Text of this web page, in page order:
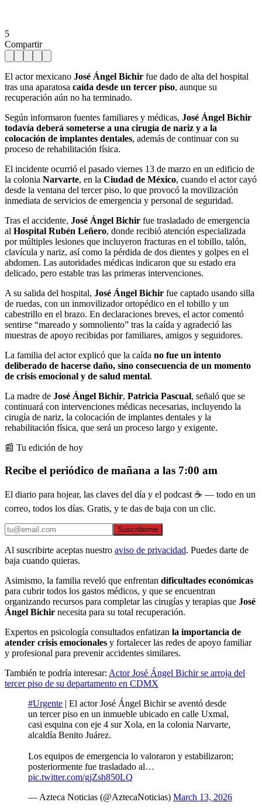
5
Compartir
El actor mexicano José Ángel Bichir fue dado de alta del hospital
tras una aparatosa caída desde un tercer piso, aunque su
recuperación aún no ha terminado.
Según informaron fuentes familiares y médicas, José Ángel Bichir
todavía deberá someterse a una cirugía de nariz y a la
colocación de implantes dentales, además de continuar con su
proceso de rehabilitación física.
El incidente ocurrió el pasado viernes 13 de marzo en un edificio de
la colonia Narvarte, en la Ciudad de México, cuando el actor cayó
desde la ventana del tercer piso, lo que provocó la movilización
inmediata de servicios de emergencia y personal de seguridad.
Tras el accidente, José Ángel Bichir fue trasladado de emergencia
al Hospital Rubén Leñero, donde recibió atención especializada
por múltiples lesiones que incluyeron fracturas en el tobillo, talón,
clavícula y nariz, así como la pérdida de dos dientes y golpes en el
abdomen. Las autoridades médicas indicaron que su estado era
delicado, pero estable tras las primeras intervenciones.
A su salida del hospital, José Ángel Bichir fue captado usando silla
de ruedas, con un inmovilizador ortopédico en el tobillo y un
cabestrillo en el brazo. En declaraciones breves, el actor comentó
sentirse “mareado y somnoliento” tras la caída y agradeció las
muestras de apoyo recibidas por familiares, amigos y seguidores.
La familia del actor explicó que la caída no fue un intento
deliberado de hacerse daño, sino consecuencia de un momento
de crisis emocional y de salud mental.
La madre de José Ángel Bichir, Patricia Pascual, señaló que se
continuará con intervenciones médicas necesarias, incluyendo la
cirugía de nariz, la colocación de implantes dentales y la
rehabilitación física, que será un proceso largo y exigente.
📰 Tu edición de hoy
Recibe el periódico de mañana a las 7:00 am
El diario para hojear, las claves del día y el podcast ☕ — todo en un
correo, todos los días. Gratis, y te das de baja con un clic.
Suscribirme
Al suscribirte aceptas nuestro aviso de privacidad. Puedes darte de
baja cuando quieras.
Asimismo, la familia reveló que enfrentan dificultades económicas
para cubrir todos los gastos médicos, y que se encuentran
organizando recursos para completar las cirugías y terapias que José
Ángel Bichir necesita para su total recuperación.
Expertos en psicología consultados enfatizan la importancia de
atender crisis emocionales y fortalecer las redes de apoyo familiar
y profesional para prevenir accidentes similares.
También te podría interesar: Actor José Ángel Bichir se arroja del
tercer piso de su departamento en CDMX
#Urgente | El actor José Ángel Bichir se aventó desde
un tercer piso en un inmueble ubicado en calle Uxmal,
casi esquina con eje 4 sur Xola, en la colonia Narvarte,
alcaldía Benito Juárez.
Los equipos de emergencia lo valoraron y estabilizaron;
posteriormente fue trasladado al…
pic.twitter.com/gjZsh850LQ
— Azteca Noticias (@AztecaNoticias) March 13, 2026